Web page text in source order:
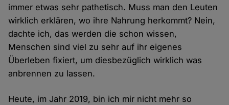
immer etwas sehr pathetisch. Muss man den Leuten
wirklich erklären, wo ihre Nahrung herkommt? Nein,
dachte ich, das werden die schon wissen,
Menschen sind viel zu sehr auf ihr eigenes
Überleben fixiert, um diesbezüglich wirklich was
anbrennen zu lassen.
Heute, im Jahr 2019, bin ich mir nicht mehr so